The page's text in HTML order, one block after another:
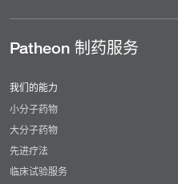
Patheon 制药服务
我们的能力
小分子药物
大分子药物
先进疗法
临床试验服务